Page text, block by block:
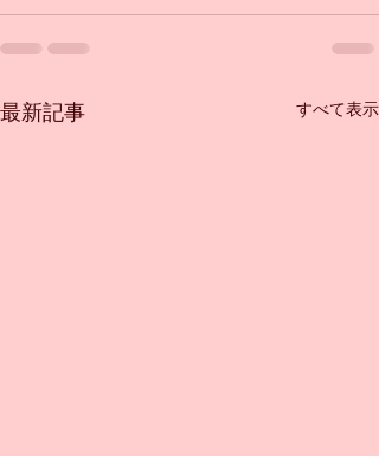
最新記事 すべて表示